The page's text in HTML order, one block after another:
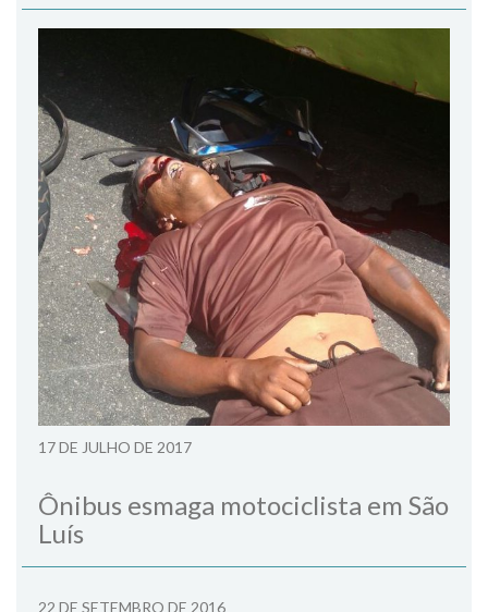
17 DE JULHO DE 2017
Ônibus esmaga motociclista em São
Luís
22 DE SETEMBRO DE 2016